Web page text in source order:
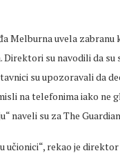
Melburna uvela zabranu
su navodili da su
su upozoravali da
na telefonima iako ne
naveli su za The
učionici“, rekao je